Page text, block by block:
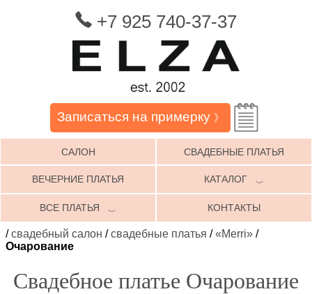
+7 925 740-37-37
Записаться на примерку 》
САЛОН СВАДЕБНЫЕ ПЛАТЬЯ
ВЕЧЕРНИЕ ПЛАТЬЯ КАТАЛОГ ﹀
ВСЕ ПЛАТЬЯ ﹀ КОНТАКТЫ
/свадебный салон /свадебные платья /«Merri» /
Очарование
Свадебное платье Очарование